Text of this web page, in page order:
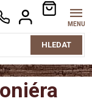
HLEDAT
NÁKUPNÍ
KOŠÍK